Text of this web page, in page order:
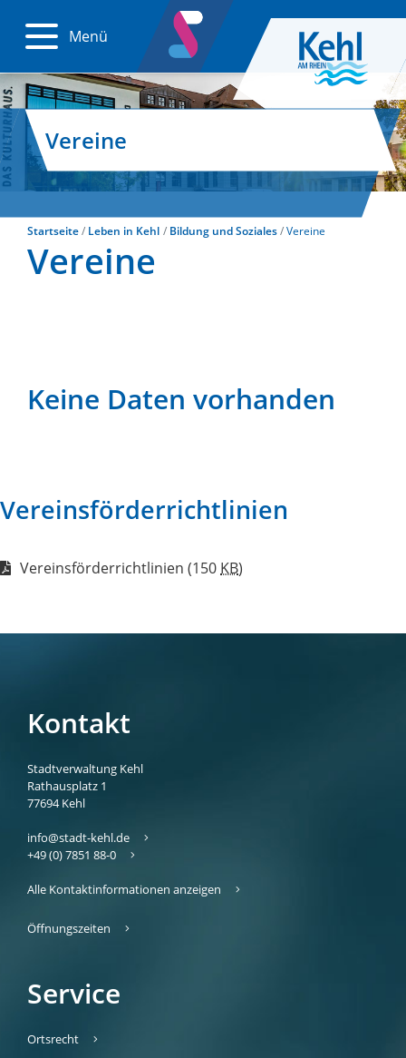
Menü
Vereine
Startseite Leben in Kehl Bildung und Soziales Vereine
Vereine
Keine Daten vorhanden
Vereinsförderrichtlinien
Vereinsförderrichtlinien (150 KB)
Kontakt
Stadtverwaltung Kehl
Rathausplatz 1
77694 Kehl
info@stadt-kehl.de
+49 (0) 7851 88-0
Alle Kontaktinformationen anzeigen
Öffnungszeiten
Service
Ortsrecht